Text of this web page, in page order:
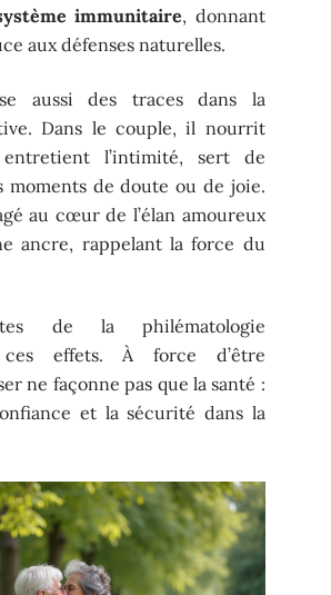
immunitaire, donnant
aux défenses naturelles.
aussi des traces dans la
Dans le couple, il nourrit
entretient l’intimité, sert de
moments de doute ou de joie.
au cœur de l’élan amoureux
ancre, rappelant la force du
de la philématologie
ces effets. À force d’être
ne façonne pas que la santé :
et la sécurité dans la